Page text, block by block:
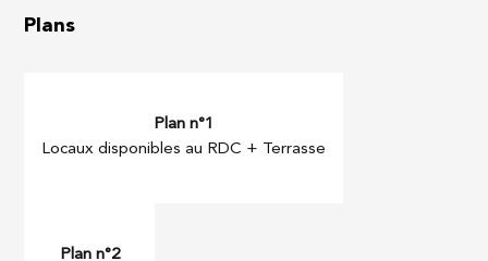
Plans
Locaux disponibles au RDC + Terrasse